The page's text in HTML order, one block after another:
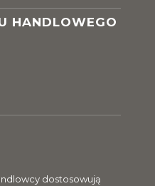
HANDLOWEGO
dostosowują